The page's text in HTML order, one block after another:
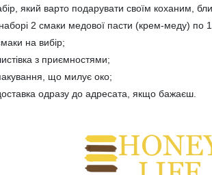
який варто подарувати своїм коханим,
2 смаки медової пасти (крем-меду) по
на вибір;
з приємностями;
що милує око;
одразу до адресата, якщо бажаєш.